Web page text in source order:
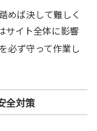
めば決して難しく
サイト全体に影響
必ず守って作業し
全対策